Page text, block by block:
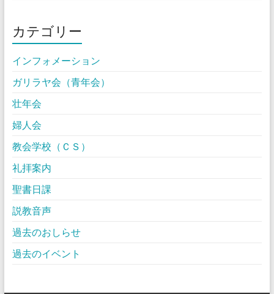
カテゴリー
インフォメーション
ガリラヤ会（青年会）
壮年会
婦人会
教会学校（ＣＳ）
礼拝案内
聖書日課
説教音声
過去のおしらせ
過去のイベント